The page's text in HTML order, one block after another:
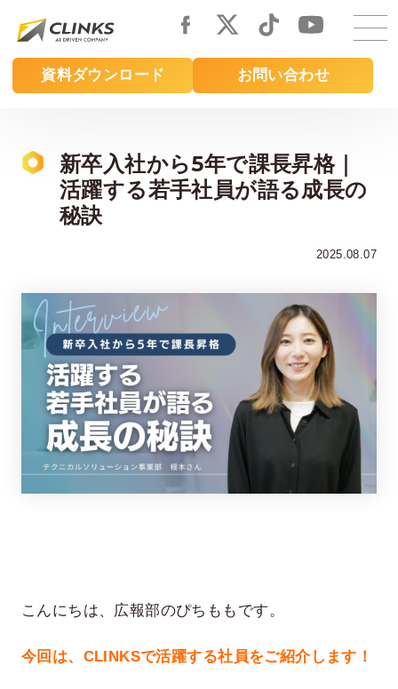
main
content
資料ダウンロード お問い合わせ
在宅率
66 %
社員数
1,290
新卒入社から5年で課長昇格｜
活躍する若手社員が語る成長の
秘訣
2025.08.07
こんにちは、広報部のぴちももです。
今回は、CLINKSで活躍する社員をご紹介します！